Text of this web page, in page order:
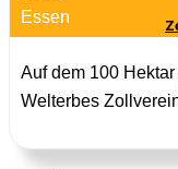
Essen
Auf dem 100
Welterbes